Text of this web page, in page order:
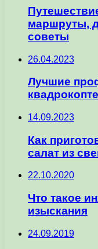
маршруты,
советы
26.04.2023
Лучшие
14.09.2023
Как
салат из
22.10.2020
Что такое
изыскания
24.09.2019